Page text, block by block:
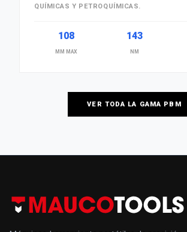
QUÍMICAS Y PETROQUÍMICAS.
108
MM MAX
143
NM
VER TODA LA GAMA PBM